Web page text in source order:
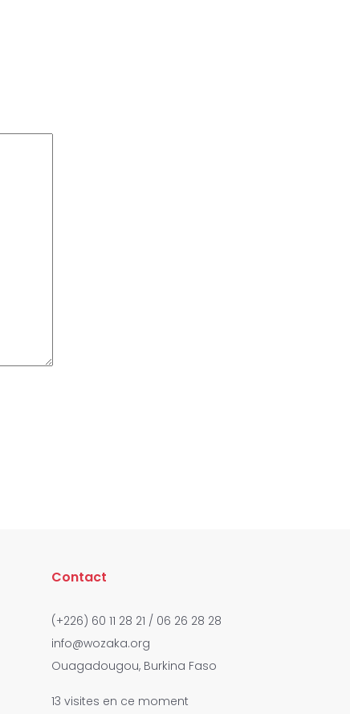
Contact
(+226) 60 11 28 21 / 06 26 28 28
info@wozaka.org
Ouagadougou, Burkina Faso
13 visites en ce moment